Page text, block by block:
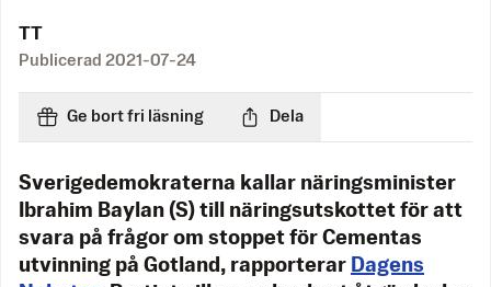
TT
Publicerad 2021-07-24
Ge bort fri läsning Dela
Sverigedemokraterna kallar näringsminister
Ibrahim Baylan (S) till näringsutskottet för att
svara på frågor om stoppet för Cementas
utvinning på Gotland, rapporterar Dagens